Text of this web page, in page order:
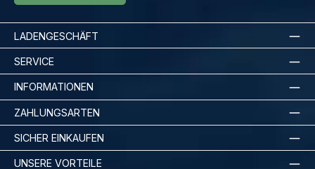
LADENGESCHÄFT
SERVICE
INFORMATIONEN
ZAHLUNGSARTEN
SICHER EINKAUFEN
UNSERE VORTEILE